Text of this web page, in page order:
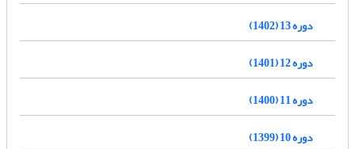
دوره 13 (1402)
دوره 12 (1401)
دوره 11 (1400)
دوره 10 (1399)